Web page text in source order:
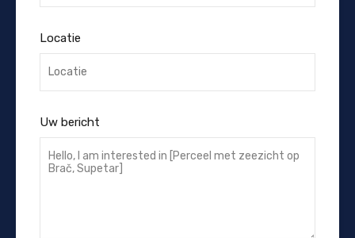
Locatie
Uw bericht